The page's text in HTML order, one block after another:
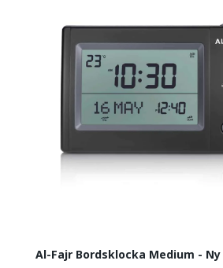
Al-Fajr Bordsklocka Medium -